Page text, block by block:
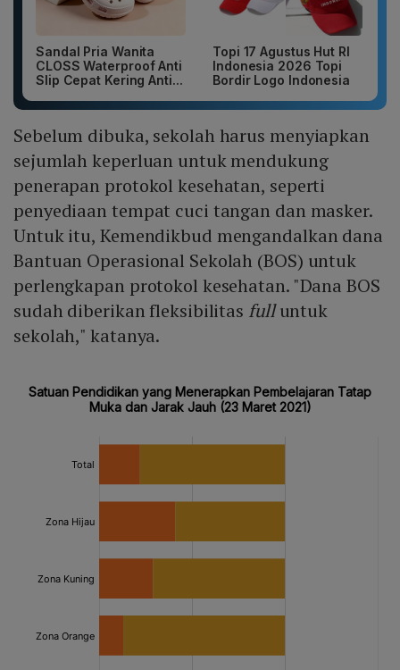
Sandal Pria Wanita
CLOSS Waterproof Anti
Slip Cepat Kering Anti...
Topi 17 Agustus Hut RI
Indonesia 2026 Topi
Bordir Logo Indonesia
Sebelum dibuka, sekolah harus menyiapkan
sejumlah keperluan untuk mendukung
penerapan protokol kesehatan, seperti
penyediaan tempat cuci tangan dan masker.
Untuk itu, Kemendikbud mengandalkan dana
Bantuan Operasional Sekolah (BOS) untuk
perlengkapan protokol kesehatan. "Dana BOS
sudah diberikan fleksibilitas fulluntuk
sekolah," katanya.